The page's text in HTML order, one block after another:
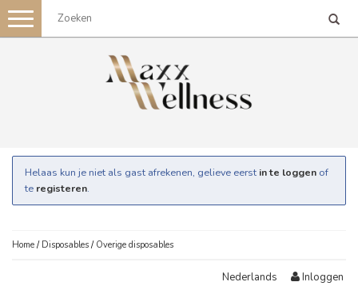
Toggle
navigation
Helaas kun je niet als gast afrekenen, gelieve eerst in te loggen of
te registeren.
Home / Disposables / Overige disposables
Nederlands Inloggen